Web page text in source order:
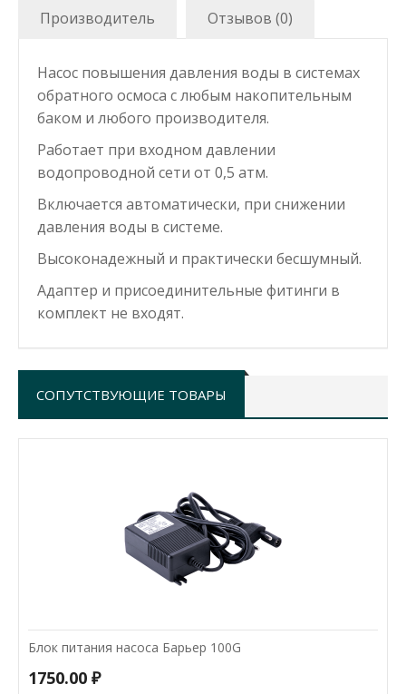
Производитель Отзывов (0)
Насос повышения давления воды в системах
обратного осмоса с любым накопительным
баком и любого производителя.
Работает при входном давлении
водопроводной сети от 0,5 атм.
Включается автоматически, при снижении
давления воды в системе.
Высоконадежный и практически бесшумный.
Адаптер и присоединительные фитинги в
комплект не входят.
СОПУТСТВУЮЩИЕ ТОВАРЫ
Блок питания насоса Барьер 100G
1750.00 ₽